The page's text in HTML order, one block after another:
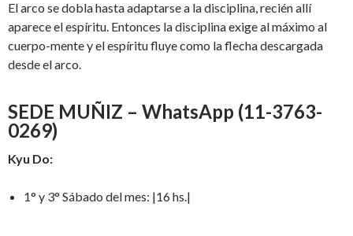
El arco se dobla hasta adaptarse a la disciplina, recién allí
aparece el espíritu. Entonces la disciplina exige al máximo al
cuerpo-mente y el espíritu fluye como la flecha descargada
desde el arco.
SEDE MUÑIZ – WhatsApp (11-3763-
0269)
Kyu Do:
1° y 3° Sábado del mes: |16 hs.|